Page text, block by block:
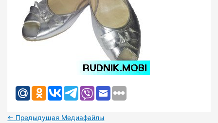
← Предыдущая Медиафайлы